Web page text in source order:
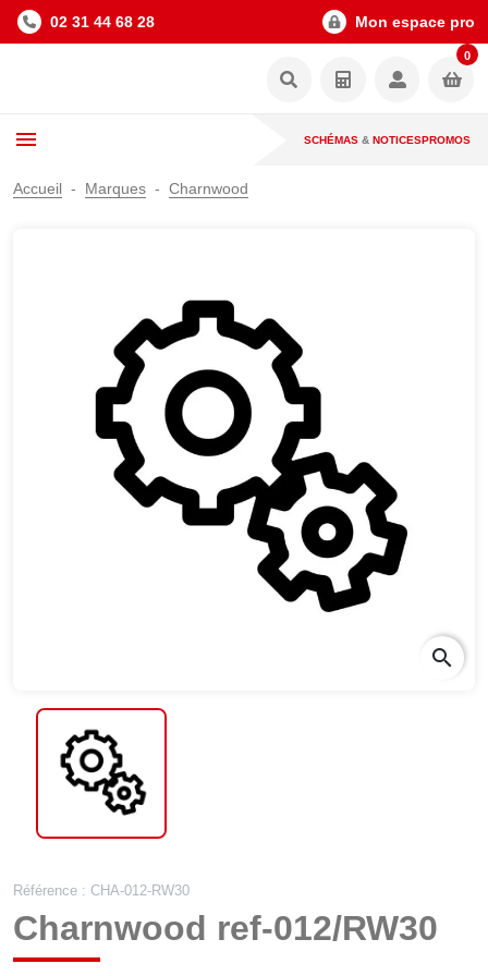
02 31 44 68 28 Mon espace pro
0
SCHÉMAS & NOTICESPROMOS
Accueil Marques Charnwood
search
Référence : CHA-012-RW30
Charnwood ref-012/RW30